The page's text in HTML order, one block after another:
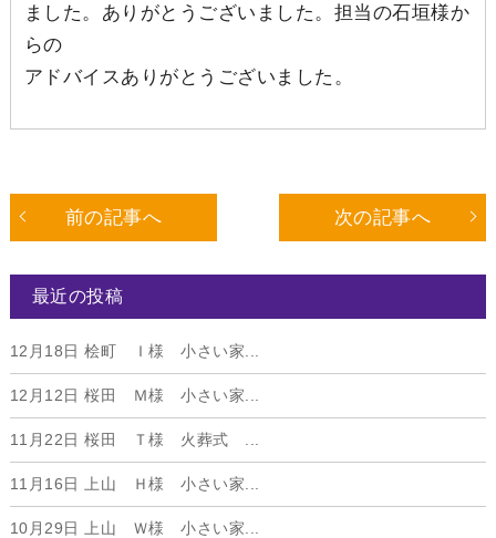
ました。ありがとうございました。担当の石垣様か
らの
アドバイスありがとうございました。
前の記事へ 次の記事へ
最近の投稿
12月18日 桧町 Ｉ様 小さい家...
12月12日 桜田 Ｍ様 小さい家...
11月22日 桜田 Ｔ様 火葬式 ...
11月16日 上山 Ｈ様 小さい家...
10月29日 上山 Ｗ様 小さい家...